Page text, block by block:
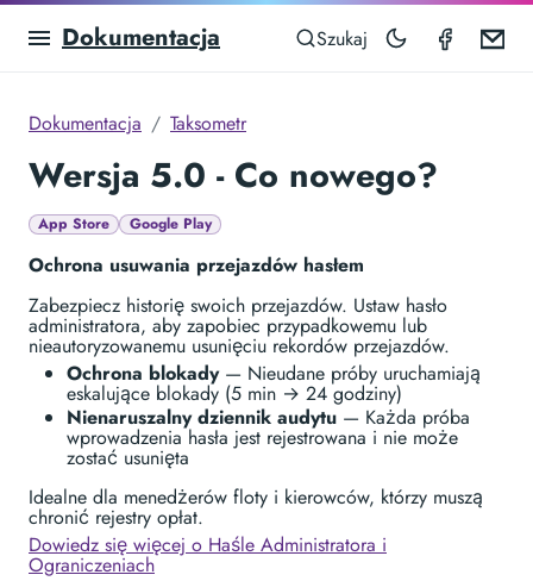
Dokumentacja Szukaj
Dokumentacja Taksometr
Wersja 5.0 - Co nowego?
App Store Google Play
Ochrona usuwania przejazdów hasłem
Zabezpiecz historię swoich przejazdów. Ustaw hasło
administratora, aby zapobiec przypadkowemu lub
nieautoryzowanemu usunięciu rekordów przejazdów.
Ochrona blokady— Nieudane próby uruchamiają
eskalujące blokady (5 min → 24 godziny)
Nienaruszalny dziennik audytu — Każda próba
wprowadzenia hasła jest rejestrowana i nie może
zostać usunięta
Idealne dla menedżerów floty i kierowców, którzy muszą
chronić rejestry opłat.
Dowiedz się więcej o Haśle Administratora i
Ograniczeniach